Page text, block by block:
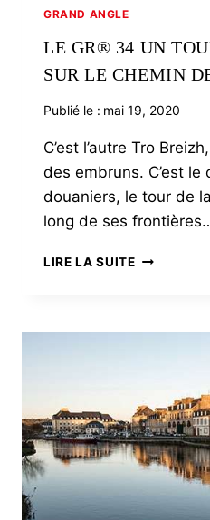
GRAND ANGLE
LE GR® 34 UN
SUR LE CHEMIN
Publié le : mai 19, 2020
C’est l’autre Tro
des embruns. C’est le
douaniers, le tour de
long de ses
LIRE LA SUITELE
TOUR
LE
CHEMIN
DES